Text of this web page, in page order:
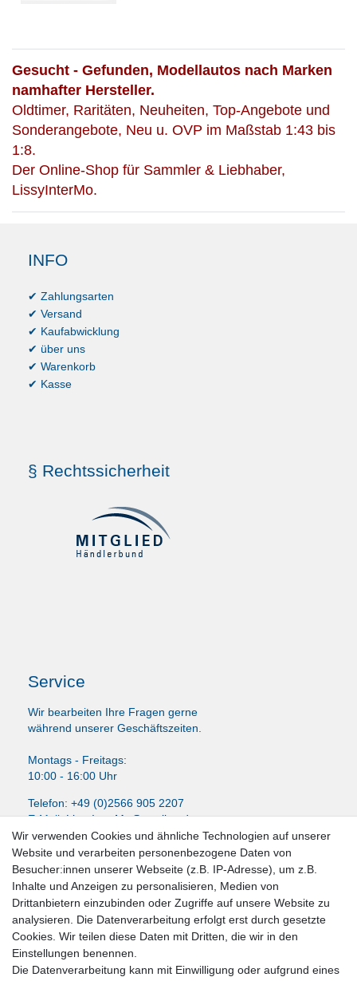
Gesucht - Gefunden, Modellautos nach Marken
namhafter Hersteller.
Oldtimer, Raritäten, Neuheiten, Top-Angebote und
Sonderangebote, Neu u. OVP im Maßstab 1:43 bis
1:8.
Der Online-Shop für Sammler & Liebhaber,
LissyInterMo.
INFO
✔ Zahlungsarten
✔ Versand
✔ Kaufabwicklung
✔ über uns
✔ Warenkorb
✔ Kasse
§ Rechtssicherheit
Service
Wir bearbeiten Ihre Fragen gerne
während unserer Geschäftszeiten.
Montags - Freitags:
10:00 - 16:00 Uhr
Telefon: +49 (0)2566 905 2207
E-Mail:LissyInterMo@t-online.de
News-Letter abonieren
VORNAME NACHNAME
E-MAIL **
Newsletter
Wir verwenden Cookies und ähnliche Technologien auf unserer
Website und verarbeiten personenbezogene Daten von
Besucher:innen unserer Webseite (z.B. IP-Adresse), um z.B.
Inhalte und Anzeigen zu personalisieren, Medien von
Drittanbietern einzubinden oder Zugriffe auf unsere Website zu
analysieren. Die Datenverarbeitung erfolgt erst durch gesetzte
Cookies. Wir teilen diese Daten mit Dritten, die wir in den
Einstellungen benennen.
Die Datenverarbeitung kann mit Einwilligung oder aufgrund eines